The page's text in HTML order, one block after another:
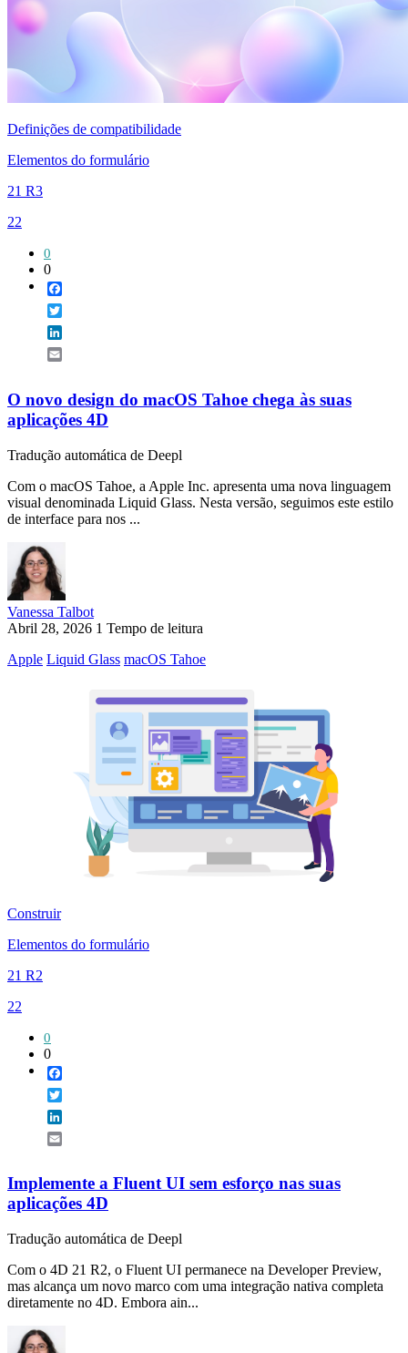
Definições de compatibilidade
Elementos do formulário
21 R3
22
0
0
O novo design do macOS Tahoe chega às suas
aplicações 4D
Tradução automática de Deepl
Com o macOS Tahoe, a Apple Inc. apresenta uma nova linguagem
visual denominada Liquid Glass. Nesta versão, seguimos este estilo
de interface para nos ...
Vanessa Talbot
Abril 28, 2026 1 Tempo de leitura
Apple Liquid Glass macOS Tahoe
Construir
Elementos do formulário
21 R2
22
0
0
Implemente a Fluent UI sem esforço nas suas
aplicações 4D
Tradução automática de Deepl
Com o 4D 21 R2, o Fluent UI permanece na Developer Preview,
mas alcança um novo marco com uma integração nativa completa
diretamente no 4D. Embora ain...